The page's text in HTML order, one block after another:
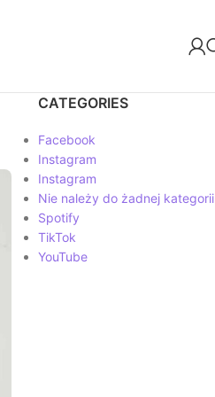
CATEGORIES
Facebook
Instagram
Instagram
Nie należy do żadnej kategorii
Spotify
TikTok
YouTube